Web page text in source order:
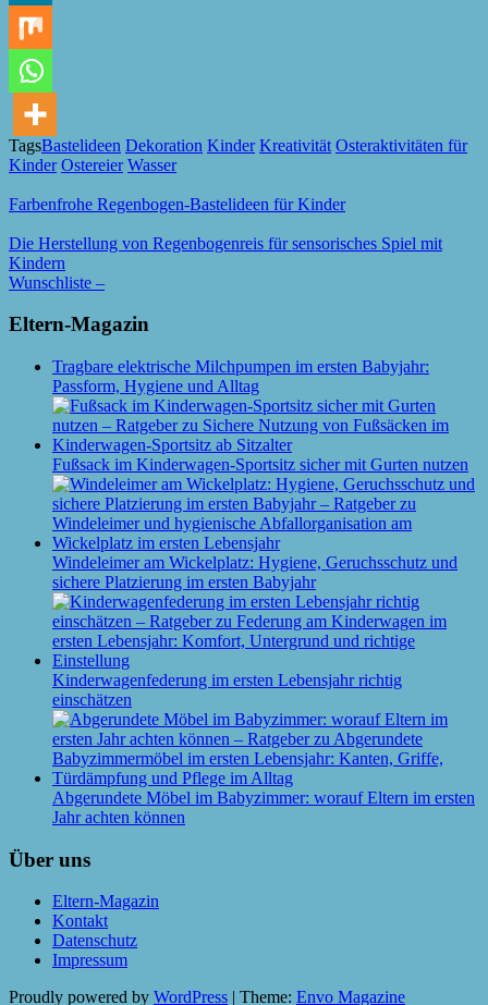
TagsBastelideen Dekoration Kinder Kreativität Osteraktivitäten für
Kinder Ostereier Wasser
Farbenfrohe Regenbogen-Bastelideen für Kinder
Die Herstellung von Regenbogenreis für sensorisches Spiel mit
Kindern
Wunschliste –
Eltern-Magazin
Tragbare elektrische Milchpumpen im ersten Babyjahr:
Passform, Hygiene und Alltag
Fußsack im Kinderwagen-Sportsitz sicher mit Gurten nutzen
Windeleimer am Wickelplatz: Hygiene, Geruchsschutz und
sichere Platzierung im ersten Babyjahr
Kinderwagenfederung im ersten Lebensjahr richtig
einschätzen
Abgerundete Möbel im Babyzimmer: worauf Eltern im ersten
Jahr achten können
Über uns
Eltern-Magazin
Kontakt
Datenschutz
Impressum
Proudly powered by WordPress Theme: Envo Magazine